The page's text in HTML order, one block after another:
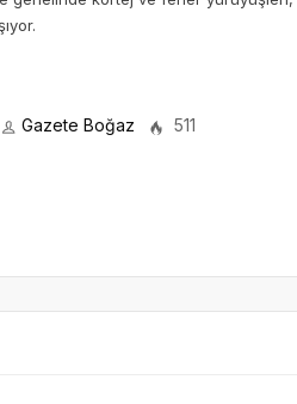
Gazete Boğaz 511